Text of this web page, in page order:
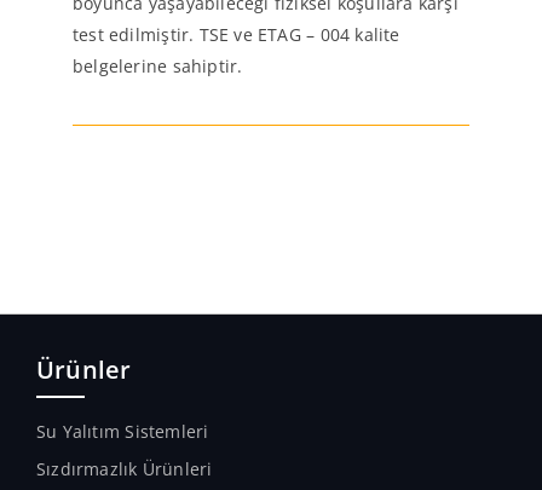
test edilmiştir. TSE ve ETAG – 004 kalite
belgelerine sahiptir.
Ürünler
Su Yalıtım Sistemleri
Sızdırmazlık Ürünleri